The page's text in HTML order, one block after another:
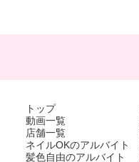
トップ
動画一覧
店舗一覧
ネイルOKのアルバイト
髪色自由のアルバイト